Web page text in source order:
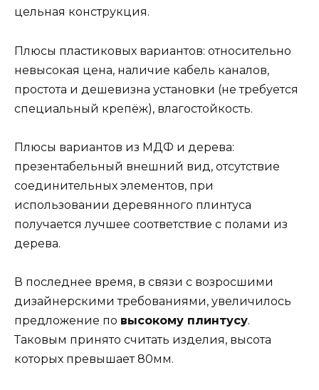
цельная конструкция.
Плюсы пластиковых вариантов: относительно
невысокая цена, наличие кабель каналов,
простота и дешевизна установки (не требуется
специальный крепёж), влагостойкость.
Плюсы вариантов из МДФ и дерева:
презентабельный внешний вид, отсутствие
соединительных элементов, при
использовании деревянного плинтуса
получается лучшее соответствие с полами из
дерева.
В последнее время, в связи с возросшими
дизайнерскими требованиями, увеличилось
предложение по высокому плинтусу.
Таковым принято считать изделия, высота
которых превышает 80мм.